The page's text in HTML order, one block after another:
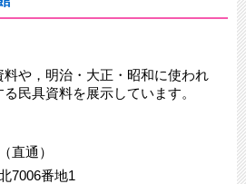
や，明治・大正・昭和に使われ
民具資料を展示しています。
直通）
7006番地1